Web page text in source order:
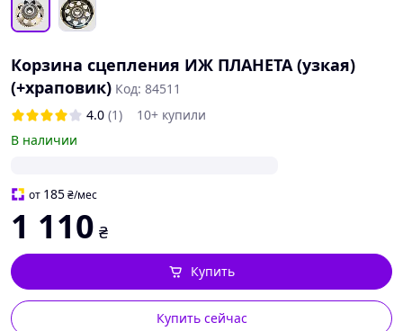
Корзина сцепления ИЖ ПЛАНЕТА (узкая)
(+храповик) Код: 84511
4.0 (1)
10+ купили
В наличии
от 185₴/мес
1 110 ₴
Купить сейчас
Купить